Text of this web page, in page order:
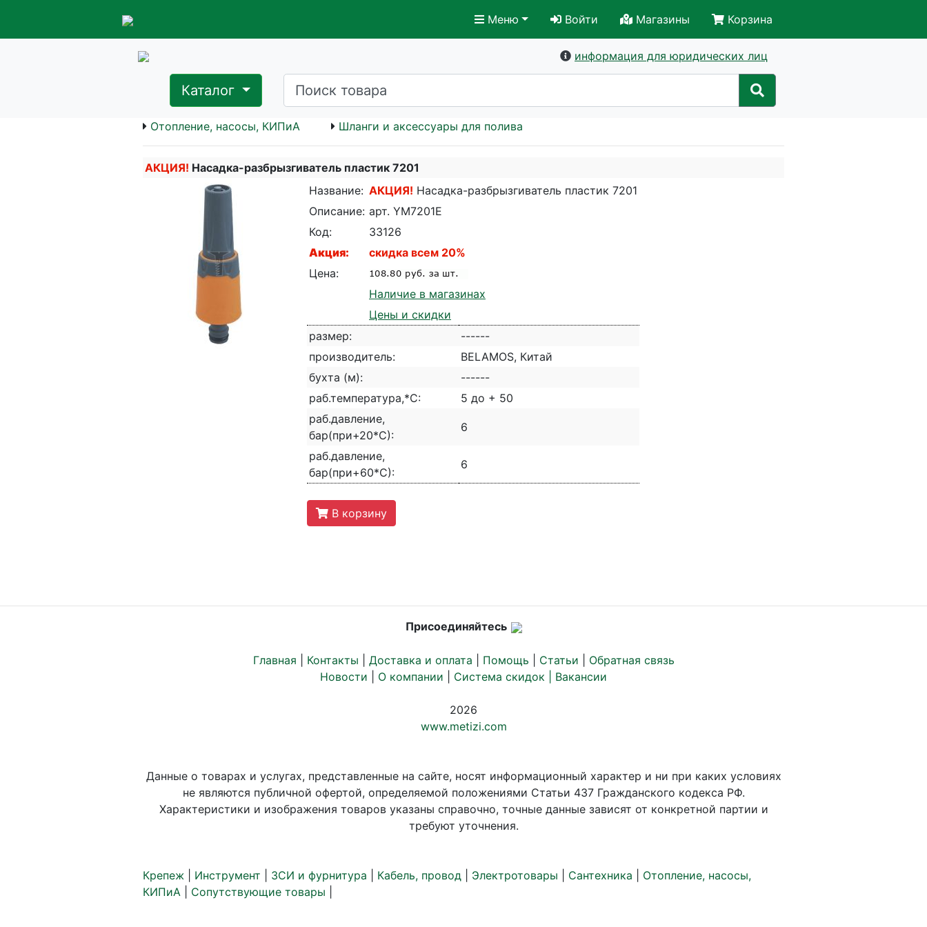
Меню Войти Магазины Корзина
информация для юридических лиц
Каталог
Отопление, насосы, КИПиА Шланги и аксессуары для полива
АКЦИЯ! Насадка-разбрызгиватель пластик 7201
Название: АКЦИЯ! Насадка-разбрызгиватель пластик 7201
Описание: арт. YM7201E
Код:
33126
Акция:
cкидка всем 20%
Цена:
Наличие в магазинах
Цены и скидки
размер:
------
производитель:
BELAMOS, Китай
бухта (м):
------
раб.температура,*С:
5 до + 50
раб.давление,
бар(при+20*С):
6
раб.давление,
бар(при+60*С):
6
В корзину
Присоединяйтесь
Главная Контакты Доставка и оплата Помощь Статьи
Обратная связь
Новости
О компании Система скидок | Вакансии
2026
www.metizi.com
Данные о товарах и услугах, представленные на сайте, носят информационный характер и ни при каких условиях
не являются публичной офертой, определяемой положениями Статьи 437 Гражданского кодекса РФ.
Характеристики и изображения товаров указаны справочно, точные данные зависят от конкретной партии и
требуют уточнения.
Крепеж Инструмент ЗСИ и фурнитура Кабель, провод Электротовары Сантехника
Отопление, насосы,
КИПиА
Сопутствующие товары